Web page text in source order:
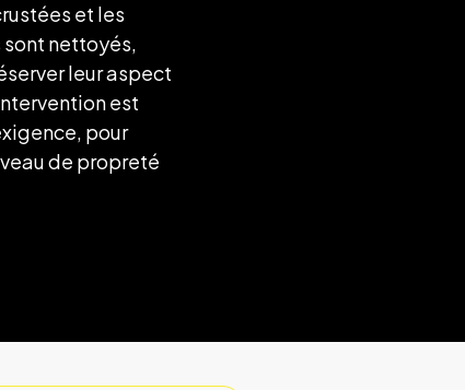
et les
sont nettoyés,
leur aspect
est
pour
de propreté